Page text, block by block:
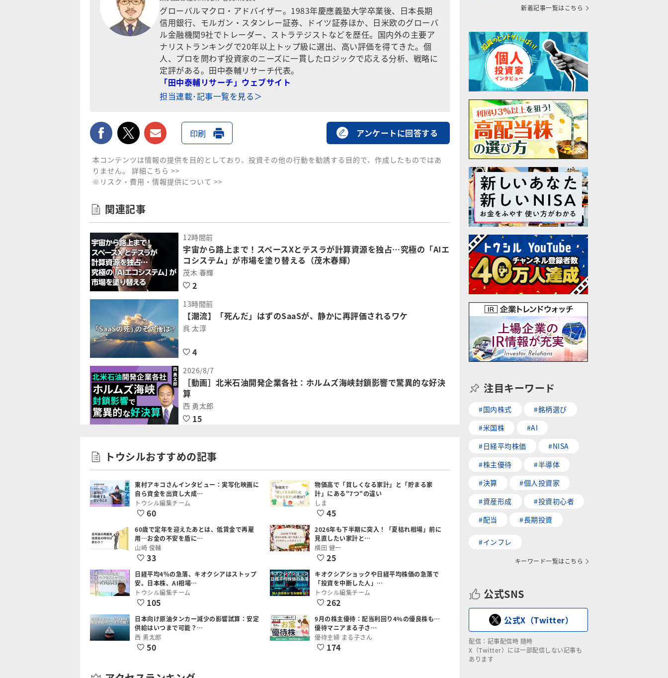
グローバルマクロ・アドバイザー。1983年慶應義塾大学卒業後、日本長期
信用銀行、モルガン・スタンレー証券、ドイツ証券ほか、日米欧のグローバ
ル金融機関9社でトレーダー、ストラテジストなどを歴任。国内外の主要ア
ナリストランキングで20年以上トップ級に選出、高い評価を得てきた。個
人、プロを問わず投資家のニーズに一貫したロジックで応える分析、戦略に
定評がある。田中泰輔リサーチ代表。
「田中泰輔リサーチ」ウェブサイト
担当連載･記事一覧を見る＞
facebooktwitter メールで送る
印刷 アンケートに回答する
本コンテンツは情報の提供を目的としており、投資その他の行動を勧誘する目的で、作成したものではあ
りません。 詳細こちら >>
※リスク・費用・情報提供について >>
関連記事
12時間前
宇宙から路上まで！スペースXとテスラが計算資源を独占…究極の「AIエ
コシステム」が市場を塗り替える（茂木春輝）
茂木 春輝
2
13時間前
【潮流】「死んだ」はずのSaaSが、静かに再評価されるワケ
呉 太淳
4
2026/8/7
［動画］北米石油開発企業各社：ホルムズ海峡封鎖影響で驚異的な好決
算
西 勇太郎
15
トウシルおすすめの記事
東村アキコさんインタビュー：実写化映画に
自ら資金を出資し大成…
トウシル編集チーム
60
物価高で「貧しくなる家計」と「貯まる家
計」にある"7つ"の違い
しま
45
60歳で定年を迎えたあとは、低賃金で再雇
用…お金の不安を盾に…
山崎 俊輔
33
2026年も下半期に突入！「夏枯れ相場」前に
見直したい家計と…
横田 健一
25
日経平均4％の急落、キオクシアはストップ
安。日本株、AI相場…
トウシル編集チーム
105
キオクシアショックや日経平均株価の急落で
「投資を中断した人」…
トウシル編集チーム
262
日本向け原油タンカー減少の影響試算：安定
供給はいつまで可能？…
西 勇太郎
50
9月の株主優待：配当利回り4%の優良株も…
優待マニアまる子さ…
優待主婦 まる子さん
174
新着記事一覧はこちら
注目キーワード
#国内株式
#銘柄選び
#米国株
#AI
#日経平均株価
#NISA
#株主優待
#半導体
#決算
#個人投資家
#資産形成
#投資初心者
#配当
#長期投資
#インフレ
キーワード一覧はこちら
公式SNS
公式X（Twitter）
配信：記事配信時 随時
X（Twitter）には一部配信しない記事も
あります